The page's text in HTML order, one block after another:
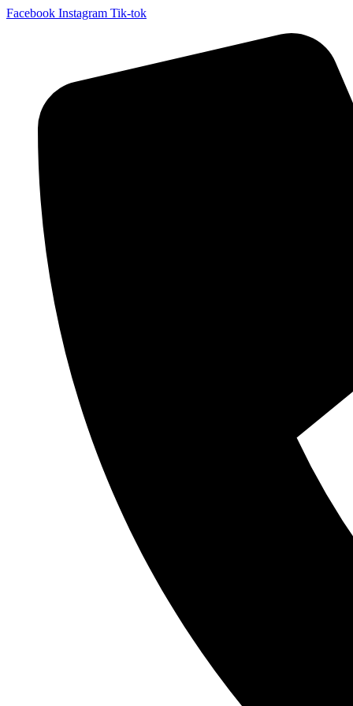
Facebook Instagram Tik-tok